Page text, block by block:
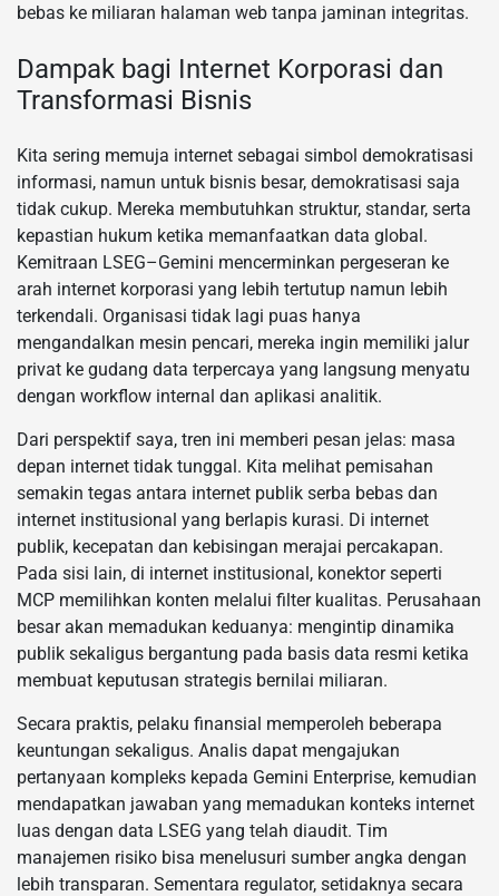
bebas ke miliaran halaman web tanpa jaminan integritas.
Dampak bagi Internet Korporasi dan
Transformasi Bisnis
Kita sering memuja internet sebagai simbol demokratisasi
informasi, namun untuk bisnis besar, demokratisasi saja
tidak cukup. Mereka membutuhkan struktur, standar, serta
kepastian hukum ketika memanfaatkan data global.
Kemitraan LSEG–Gemini mencerminkan pergeseran ke
arah internet korporasi yang lebih tertutup namun lebih
terkendali. Organisasi tidak lagi puas hanya
mengandalkan mesin pencari, mereka ingin memiliki jalur
privat ke gudang data terpercaya yang langsung menyatu
dengan workflow internal dan aplikasi analitik.
Dari perspektif saya, tren ini memberi pesan jelas: masa
depan internet tidak tunggal. Kita melihat pemisahan
semakin tegas antara internet publik serba bebas dan
internet institusional yang berlapis kurasi. Di internet
publik, kecepatan dan kebisingan merajai percakapan.
Pada sisi lain, di internet institusional, konektor seperti
MCP memilihkan konten melalui filter kualitas. Perusahaan
besar akan memadukan keduanya: mengintip dinamika
publik sekaligus bergantung pada basis data resmi ketika
membuat keputusan strategis bernilai miliaran.
Secara praktis, pelaku finansial memperoleh beberapa
keuntungan sekaligus. Analis dapat mengajukan
pertanyaan kompleks kepada Gemini Enterprise, kemudian
mendapatkan jawaban yang memadukan konteks internet
luas dengan data LSEG yang telah diaudit. Tim
manajemen risiko bisa menelusuri sumber angka dengan
lebih transparan. Sementara regulator, setidaknya secara